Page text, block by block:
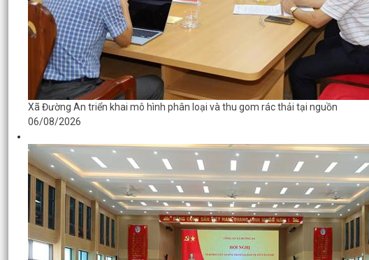
Xã Đường An triển khai mô hình phân loại và thu gom rác thải tại nguồn
06/08/2026